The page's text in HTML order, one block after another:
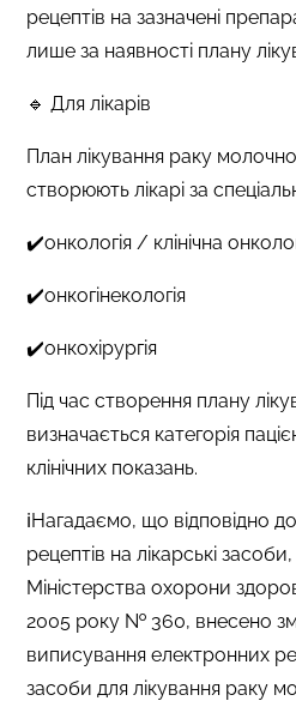
рецептів на зазначені
лише за наявності плану
🔹 Для лікарів
План лікування раку
створюють лікарі за
✔️онкологія / клінічна
✔️онкогінекологія
✔️онкохірургія
Під час створення плану
визначається категорія
клінічних показань.
ℹ️Нагадаємо, що відповідно
рецептів на лікарські
Міністерства охорони
2005 року № 360, внесено
виписування електронних
засоби для лікування раку